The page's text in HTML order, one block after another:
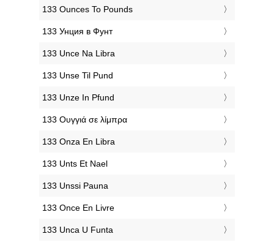
‎133 Ounces To Pounds
‎133 Унция в Фунт
‎133 Unce Na Libra
‎133 Unse Til Pund
‎133 Unze In Pfund
‎133 Ουγγιά σε λίμπρα
‎133 Onza En Libra
‎133 Unts Et Nael
‎133 Unssi Pauna
‎133 Once En Livre
‎133 Unca U Funta